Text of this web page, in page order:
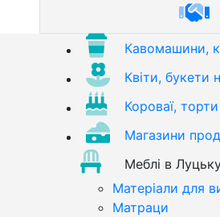
Кавомашини,
Квіти, букети
Короваї, торти
Магазини
Меблі в
Матеріали для
Матраци